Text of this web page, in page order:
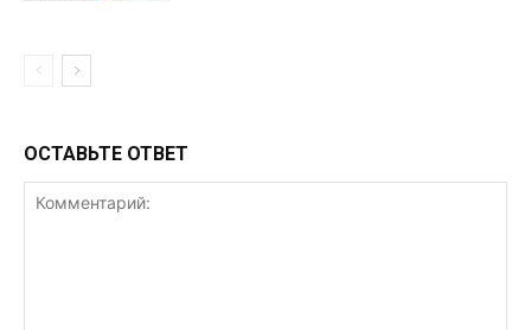
ОСТАВЬТЕ ОТВЕТ